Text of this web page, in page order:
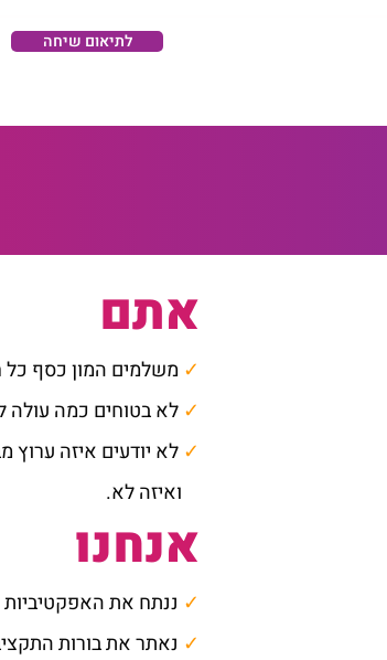
לתיאום שיחה
אתם
✓ משלמים המון כסף כל
✓ לא בטוחים כמה עולה
✓ לא יודעים איזה ערוץ
ואיזה לא.
אנחנו
✓ ננתח את האפקטיביות
✓ נאתר את בורות